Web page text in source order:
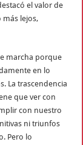
el valor de
más lejos,
marcha porque
en lo
La trascendencia
que ver con
con nuestro
ni triunfos
Pero lo